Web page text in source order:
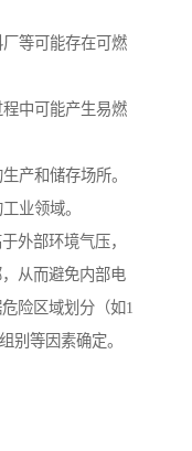
等可能存在可燃
中可能产生易燃
产和储存场所。
业领域。
外部环境气压，
从而避免内部电
险区域划分（如1
别等因素确定。